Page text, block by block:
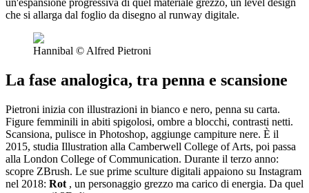
che si allarga dal foglio da disegno al runway digitale.
Hannibal © Alfred Pietroni
La fase analogica, tra penna e scansione
Pietroni inizia con illustrazioni in bianco e nero, penna su carta.
Figure femminili in abiti spigolosi, ombre a blocchi, contrasti netti.
Scansiona, pulisce in Photoshop, aggiunge campiture nere. È il
2015, studia Illustration alla Camberwell College of Arts, poi passa
alla London College of Communication. Durante il terzo anno:
scopre ZBrush. Le sue prime sculture digitali appaiono su Instagram
nel 2018: Rot , un personaggio grezzo ma carico di energia. Da quel